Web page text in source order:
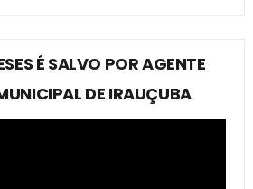
É SALVO POR AGENTE
DE IRAUÇUBA